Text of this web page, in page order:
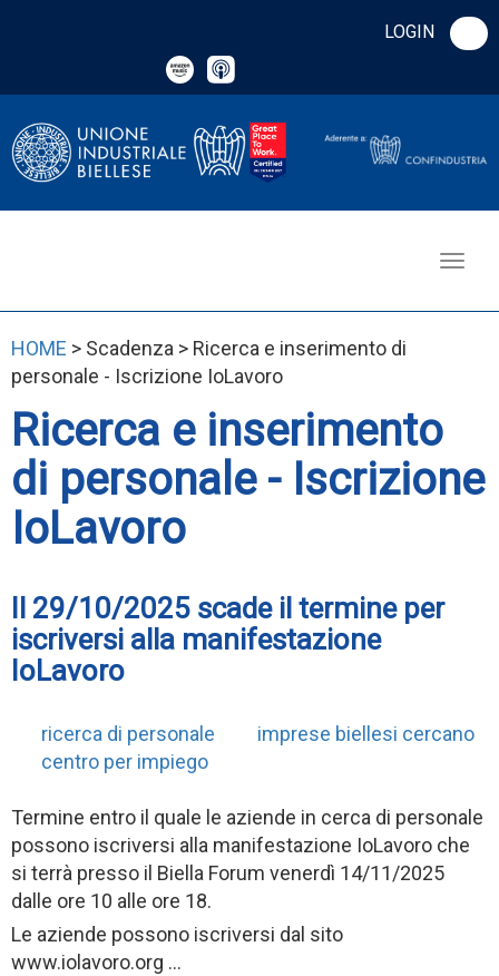
LOGIN
HOME > Scadenza > Ricerca e inserimento di
personale - Iscrizione IoLavoro
Ricerca e inserimento
di personale - Iscrizione
IoLavoro
Il 29/10/2025 scade il termine per
iscriversi alla manifestazione
IoLavoro
ricerca di personale
imprese biellesi cercano
centro per impiego
Termine entro il quale le aziende in cerca di personale
possono iscriversi alla manifestazione IoLavoro che
si terrà presso il Biella Forum venerdì 14/11/2025
dalle ore 10 alle ore 18.
Le aziende possono iscriversi dal sito
www.iolavoro.org ...